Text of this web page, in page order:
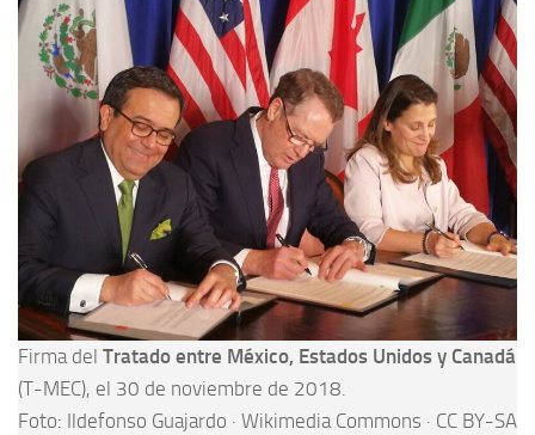
Firma del Tratado entre México, Estados Unidos y Canadá
(T-MEC), el 30 de noviembre de 2018.
Foto: Ildefonso Guajardo · Wikimedia Commons · CC BY-SA